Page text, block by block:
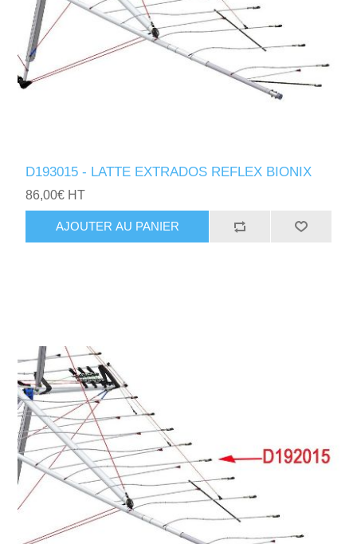
D193015 - LATTE EXTRADOS REFLEX BIONIX
86,00€ HT
AJOUTER AU PANIER